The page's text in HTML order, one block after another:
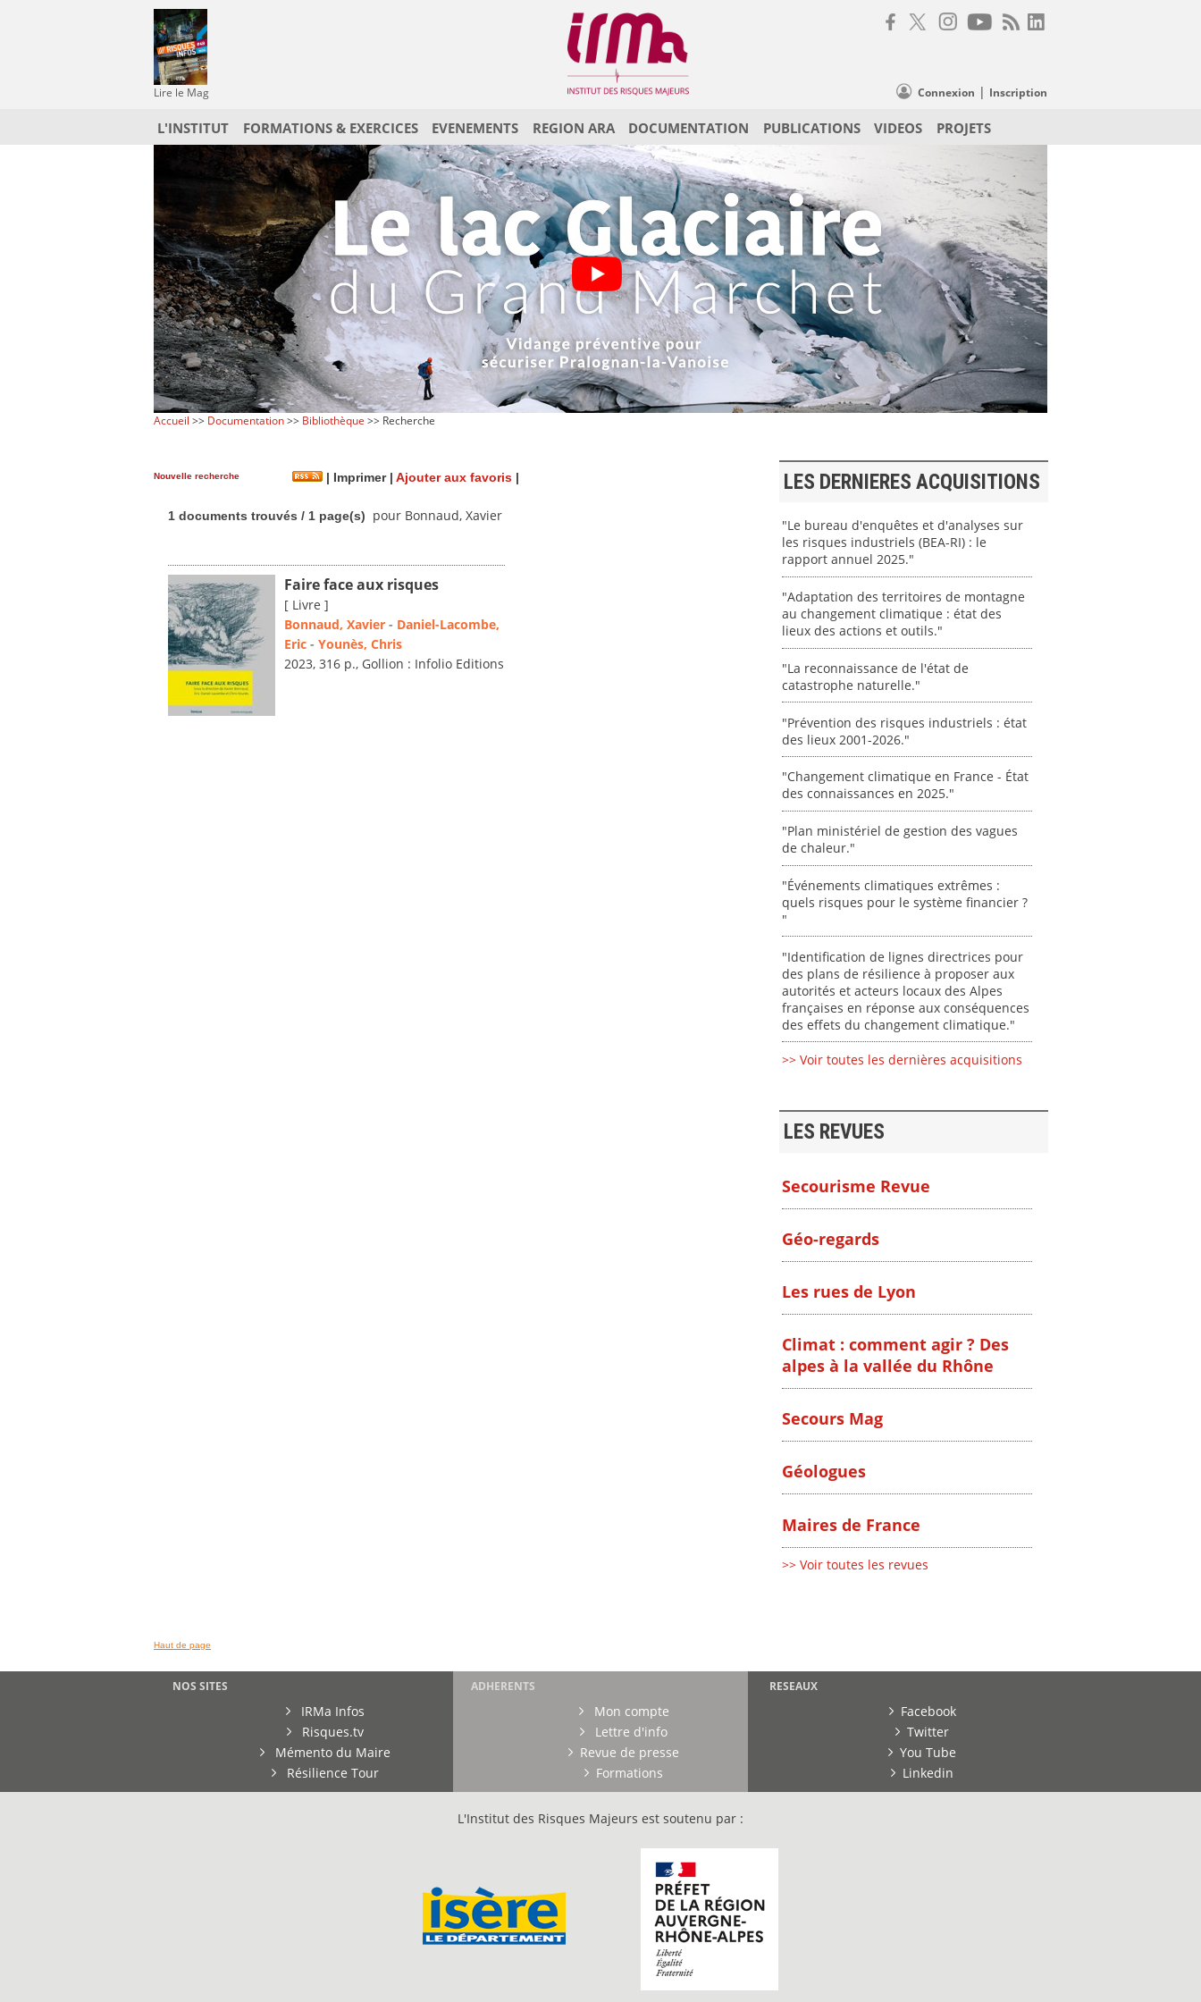
Lire le Mag Connexion | Inscription
L'INSTITUT FORMATIONS & EXERCICES EVENEMENTS REGION ARA DOCUMENTATION PUBLICATIONS VIDEOS PROJETS
Accueil >> Documentation>> Bibliothèque >> Recherche
Nouvelle recherche | Imprimer| Ajouter aux favoris |
1 documents trouvés / 1 page(s) pour Bonnaud, Xavier
Faire face aux risques
[ Livre ]
Bonnaud, Xavier - Daniel-Lacombe,
Eric - Younès, Chris
2023, 316 p., Gollion : Infolio Editions
LES DERNIERES ACQUISITIONS
"Le bureau d'enquêtes et d'analyses sur
les risques industriels (BEA-RI) : le
rapport annuel 2025."
"Adaptation des territoires de montagne
au changement climatique : état des
lieux des actions et outils."
"La reconnaissance de l'état de
catastrophe naturelle."
"Prévention des risques industriels : état
des lieux 2001-2026."
"Changement climatique en France - État
des connaissances en 2025."
"Plan ministériel de gestion des vagues
de chaleur."
"Événements climatiques extrêmes :
quels risques pour le système financier ?
"
"Identification de lignes directrices pour
des plans de résilience à proposer aux
autorités et acteurs locaux des Alpes
françaises en réponse aux conséquences
des effets du changement climatique."
>> Voir toutes les dernières acquisitions
LES REVUES
Secourisme Revue
Géo-regards
Les rues de Lyon
Climat : comment agir ? Des
alpes à la vallée du Rhône
Secours Mag
Géologues
Maires de France
>> Voir toutes les revues
Haut de page
NOS SITES
IRMa Infos
Risques.tv
Mémento du Maire
Résilience Tour
ADHERENTS
Mon compte
Lettre d'info
Revue de presse
Formations
RESEAUX
Facebook
Twitter
You Tube
Linkedin
L'Institut des Risques Majeurs est soutenu par :